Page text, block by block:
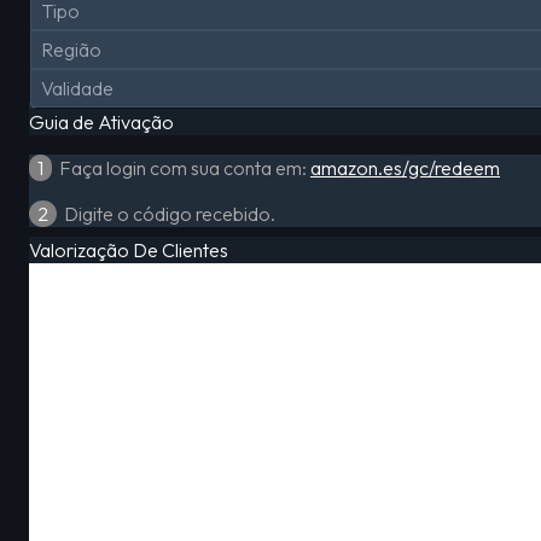
Tipo
Região
Validade
Guia de Ativação
1
Faça login com sua conta em: amazon.es/gc/redeem
2
Digite o código recebido.
Valorização De Clientes